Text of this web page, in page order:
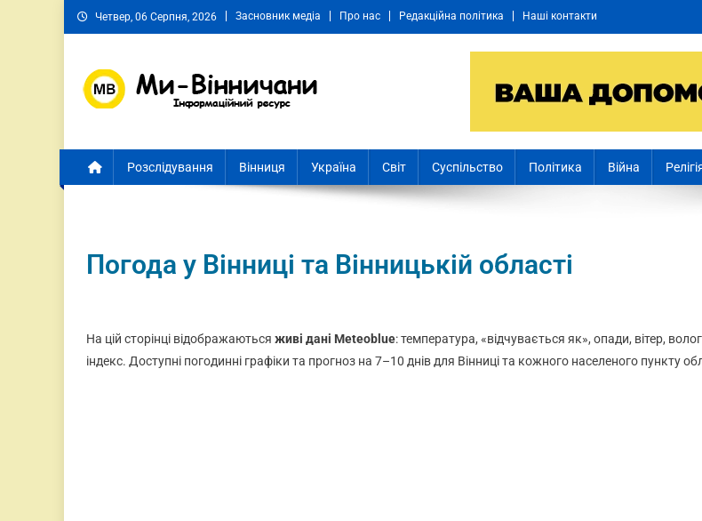
Четвер, 06 Серпня, 2026 Засновник медіа Про нас Редакційна політика Наші контакти
Розслідування Вінниця Україна Світ Суспільство Політика Війна
Погода у Вінниці та Вінницькій області
На цій сторінці відображаються живі дані Meteoblue: температура, «відчувається як», опади, вітер,
індекс. Доступні погодинні графіки та прогноз на 7–10 днів для Вінниці та кожного населеного пункту